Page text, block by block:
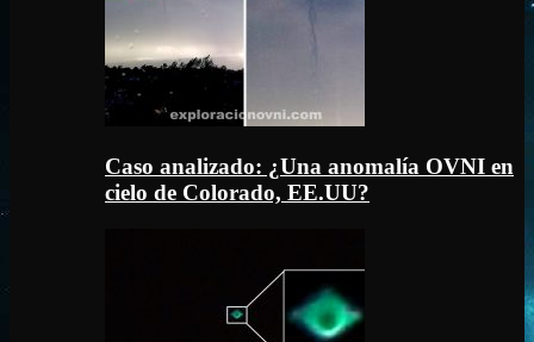
Caso analizado: ¿Una anomalía OVNI en
cielo de Colorado, EE.UU?